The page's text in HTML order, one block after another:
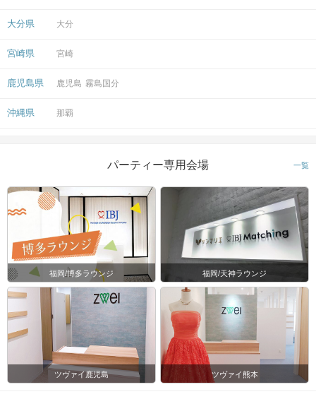
大分県 大分
宮崎県 宮崎
鹿児島県 鹿児島 霧島国分
沖縄県 那覇
パーティー専用会場 一覧
福岡/博多ラウンジ 福岡/天神ラウンジ
ツヴァイ鹿児島 ツヴァイ熊本